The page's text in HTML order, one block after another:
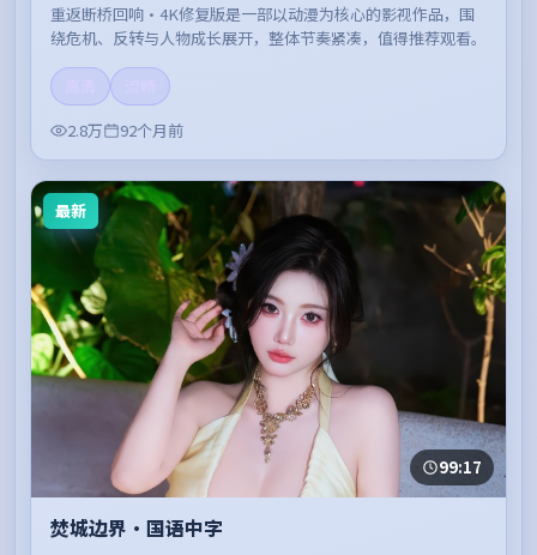
重返断桥回响·4K修复版是一部以动漫为核心的影视作品，围
绕危机、反转与人物成长展开，整体节奏紧凑，值得推荐观看。
2.8万
92个月前
最新
99:17
焚城边界·国语中字